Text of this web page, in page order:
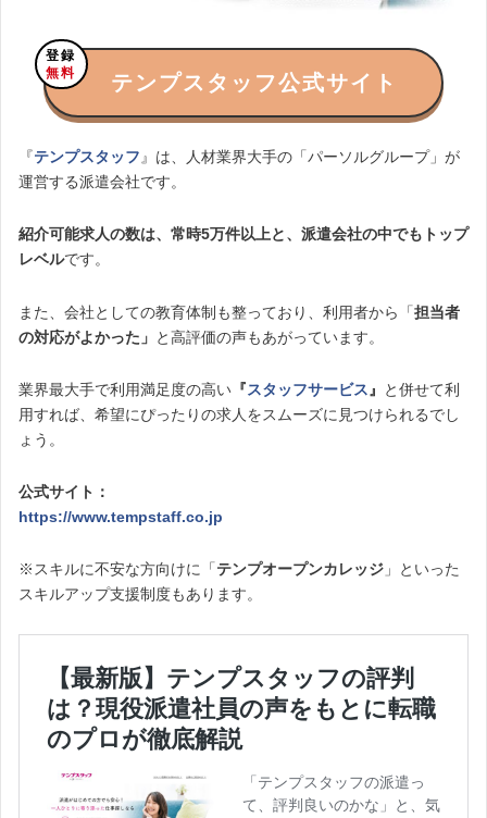
登録
無料
テンプスタッフ公式サイト
『テンプスタッフ 』は、人材業界大手の「パーソルグループ」が
運営する派遣会社です。
紹介可能求人の数は、常時5万件以上と、派遣会社の中でもトップ
レベルです。
また、会社としての教育体制も整っており、利用者から「担当者
の対応がよかった」 と高評価の声もあがっています。
業界最大手で利用満足度の高い 『スタッフサービス 』
と併せて利
用すれば、希望にぴったりの求人をスムーズに見つけられるでし
ょう。
公式サイト：
https://www.tempstaff.co.jp
※スキルに不安な方向けに「テンプオープンカレッジ 」といった
スキルアップ支援制度もあります。